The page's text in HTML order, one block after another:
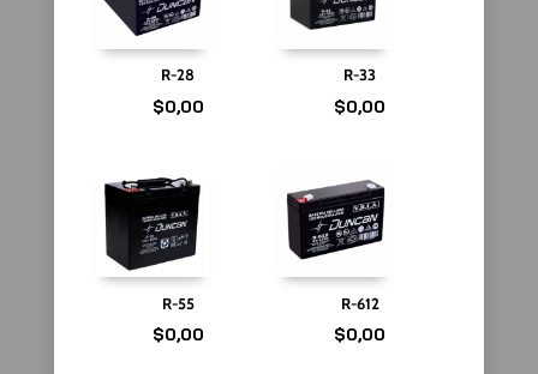
R-28
$0,00
R-33
$0,00
R-55
$0,00
R-612
$0,00